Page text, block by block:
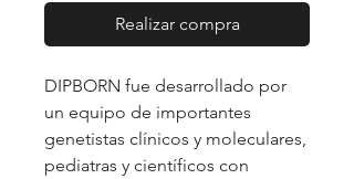
Realizar compra
DIPBORN fue desarrollado por
un equipo de importantes
genetistas clínicos y moleculares,
pediatras y científicos con